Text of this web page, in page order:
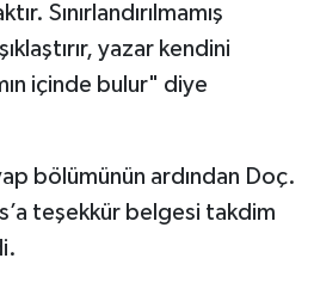
Sınırlandırılmamış
yazar kendini
içinde bulur" diye
bölümünün ardından Doç.
teşekkür belgesi takdim